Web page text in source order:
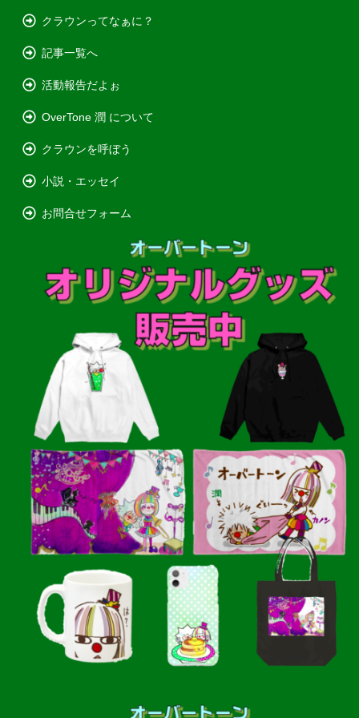
クラウンってなぁに？
記事一覧へ
活動報告だよぉ
OverTone 潤 について
クラウンを呼ぼう
小説・エッセイ
お問合せフォーム